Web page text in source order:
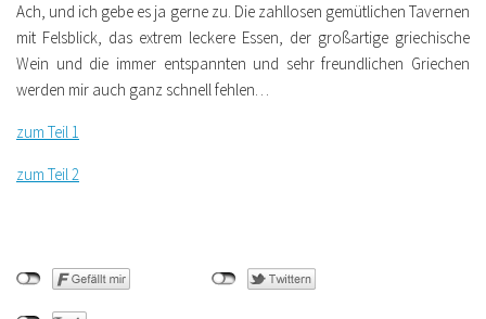
Ach, und ich gebe es ja gerne zu. Die zahllosen gemütlichen Tavernen
mit Felsblick, das extrem leckere Essen, der großartige griechische
Wein und die immer entspannten und sehr freundlichen Griechen
werden mir auch ganz schnell fehlen…
zum Teil 1
zum Teil 2